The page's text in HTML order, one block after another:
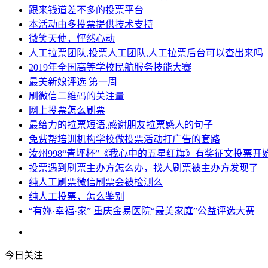
跟来钱道差不多的投票平台
本活动由多投票提供技术支持
微笑天使，怦然心动
人工拉票团队,投票人工团队,人工拉票后台可以查出来吗
2019年全国高等学校民航服务技能大赛
最美新娘评选 第一周
刷微信二维码的关注量
网上投票怎么刷票
最给力的拉票短语,感谢朋友拉票感人的句子
免费帮培训机构学校做投票活动打广告的套路
汝州998“青坪杯”《我心中的五星红旗》有奖征文投票开
投票遇到刷票主办方怎么办，找人刷票被主办方发现了
纯人工刷票微信刷票会被检测么
纯人工投票，怎么鉴别
“有妳·幸福·家” 重庆金易医院“最美家庭”公益评选大赛
今日关注